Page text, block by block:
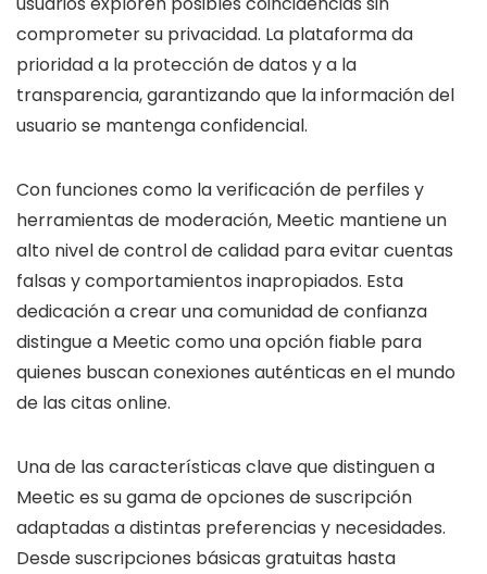
comprometer su privacidad. La plataforma da
prioridad a la protección de datos y a la
transparencia, garantizando que la información del
usuario se mantenga confidencial.
Con funciones como la verificación de perfiles y
herramientas de moderación, Meetic mantiene un
alto nivel de control de calidad para evitar cuentas
falsas y comportamientos inapropiados. Esta
dedicación a crear una comunidad de confianza
distingue a Meetic como una opción fiable para
quienes buscan conexiones auténticas en el mundo
de las citas online.
Una de las características clave que distinguen a
Meetic es su gama de opciones de suscripción
adaptadas a distintas preferencias y necesidades.
Desde suscripciones básicas gratuitas hasta